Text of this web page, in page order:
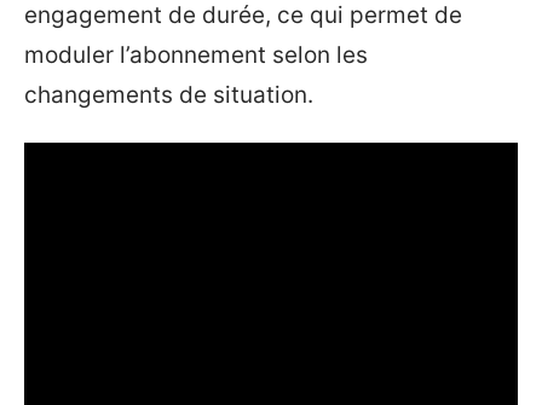
engagement de durée, ce qui permet de
moduler l’abonnement selon les
changements de situation.